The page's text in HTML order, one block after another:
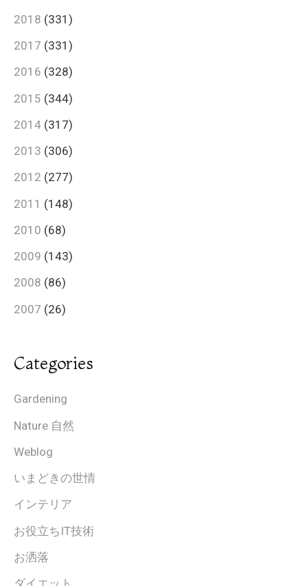
2018 (331)
2017 (331)
2016 (328)
2015 (344)
2014 (317)
2013 (306)
2012 (277)
2011 (148)
2010 (68)
2009 (143)
2008 (86)
2007 (26)
Categories
Gardening
Nature 自然
Weblog
いまどきの世情
インテリア
お役立ちIT技術
お洒落